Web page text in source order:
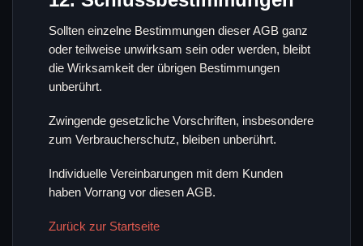
Sollten einzelne Bestimmungen dieser AGB ganz
oder teilweise unwirksam sein oder werden, bleibt
die Wirksamkeit der übrigen Bestimmungen
unberührt.
Zwingende gesetzliche Vorschriften, insbesondere
zum Verbraucherschutz, bleiben unberührt.
Individuelle Vereinbarungen mit dem Kunden
haben Vorrang vor diesen AGB.
Zurück zur Startseite